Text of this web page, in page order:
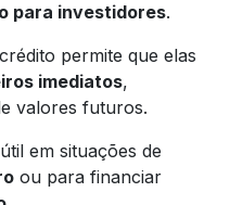
para investidores.
permite que elas
imediatos,
valores futuros.
em situações de
ou para financiar